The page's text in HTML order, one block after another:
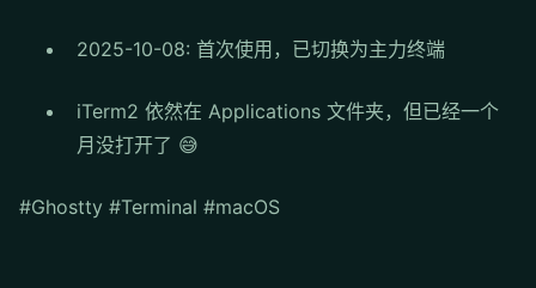
2025-10-08: 首次使用，已切换为主力终端
iTerm2 依然在 Applications 文件夹，但已经一个
月没打开了 😅
#Ghostty #Terminal #macOS